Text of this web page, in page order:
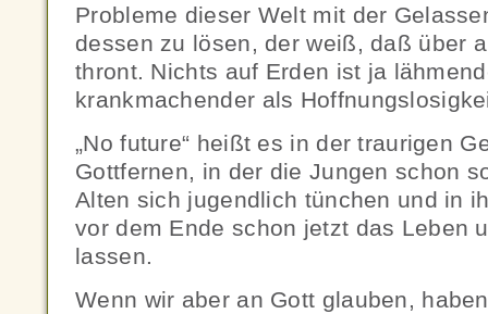
Probleme dieser Welt mit der
dessen zu lösen, der weiß, daß über
thront. Nichts auf Erden ist ja
krankmachender als
„No future“ heißt es in der traurigen
Gottfernen, in der die Jungen schon
Alten sich jugendlich tünchen und in
vor dem Ende schon jetzt das Leben
lassen.
Wenn wir aber an Gott glauben,